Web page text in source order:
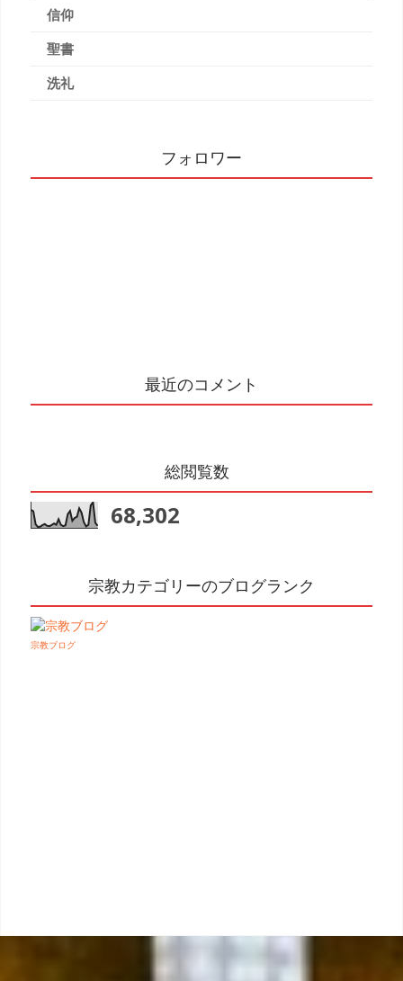
信仰
聖書
洗礼
フォロワー
最近のコメント
総閲覧数
68,302
宗教カテゴリーのブログランク
宗教ブログ